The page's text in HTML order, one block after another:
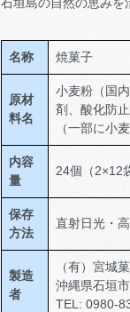
名称 焼菓子
原材
料名
小麦粉（国
剤、酸化防
（一部に小
内容
量
24個（2×12
保存
方法
直射日光・
製造
者
（有）宮城
沖縄県石垣
TEL: 0980-